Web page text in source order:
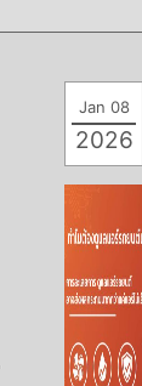
Jan 08
2026